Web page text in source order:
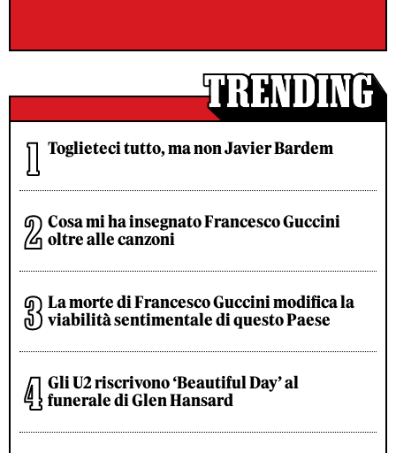
Toglieteci tutto, ma non Javier Bardem
Cosa mi ha insegnato Francesco Guccini
oltre alle canzoni
La morte di Francesco Guccini modifica la
viabilità sentimentale di questo Paese
Gli U2 riscrivono ‘Beautiful Day’ al
funerale di Glen Hansard